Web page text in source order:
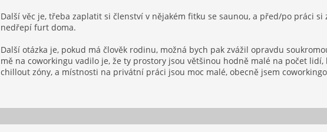
Další věc je, třeba zaplatit si členství v nějakém fitku se saunou, a před/po práci
nedřepí furt doma.
Další otázka je, pokud má člověk rodinu, možná bych pak zvážil opravdu
mě na coworkingu vadilo je, že ty prostory jsou většinou hodně malé na počet
chillout zóny, a místnosti na privátní práci jsou moc malé, obecně jsem